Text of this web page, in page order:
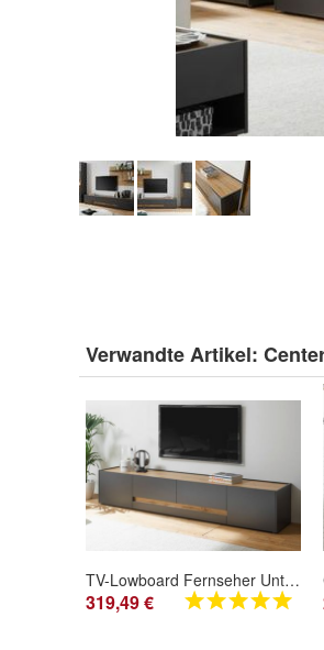
Verwandte Artikel:
TV-Lowboard Fernseher Unterschrank 223 cm grau und Eiche Unterteil Board Center
319,49 €